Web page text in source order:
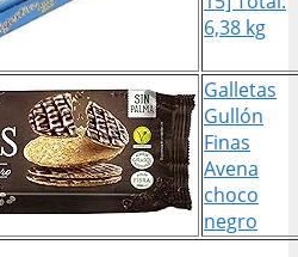
6,38 kg
Galletas
Gullón
Finas
Avena
choco
negro